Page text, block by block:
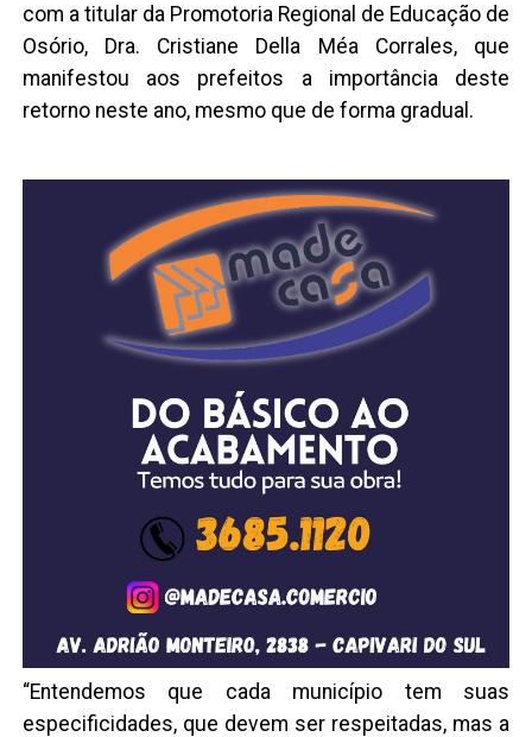
com a titular da Promotoria Regional de Educação de
Osório, Dra. Cristiane Della Méa Corrales, que
manifestou aos prefeitos a importância deste
retorno neste ano, mesmo que de forma gradual.
“Entendemos que cada município tem suas
especificidades, que devem ser respeitadas, mas a